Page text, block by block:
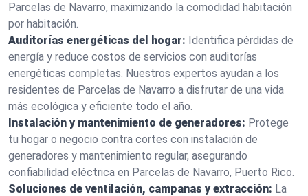
Parcelas de Navarro, maximizando la comodidad habitación
por habitación.
Auditorías energéticas del hogar: Identifica pérdidas de
energía y reduce costos de servicios con auditorías
energéticas completas. Nuestros expertos ayudan a los
residentes de Parcelas de Navarro a disfrutar de una vida
más ecológica y eficiente todo el año.
Instalación y mantenimiento de generadores: Protege
tu hogar o negocio contra cortes con instalación de
generadores y mantenimiento regular, asegurando
confiabilidad eléctrica en Parcelas de Navarro, Puerto Rico.
Soluciones de ventilación, campanas y extracción: La